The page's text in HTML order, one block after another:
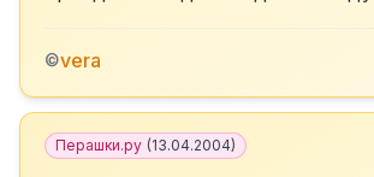
©vera
Перашки.ру (13.04.2004)